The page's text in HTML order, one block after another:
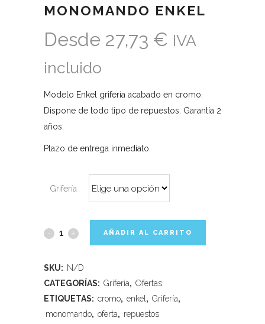
MONOMANDO ENKEL
Desde 27,73 € IVA
incluido
Modelo Enkel grifería acabado en cromo.
Dispone de todo tipo de repuestos. Garantía 2
años.
Plazo de entrega inmediato.
Grifería
AÑADIR AL CARRITO
SKU: N/D
CATEGORÍAS: Grifería, Ofertas
ETIQUETAS: cromo, enkel , Grifería,
monomando, oferta, repuestos